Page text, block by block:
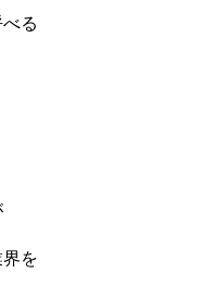
る
を